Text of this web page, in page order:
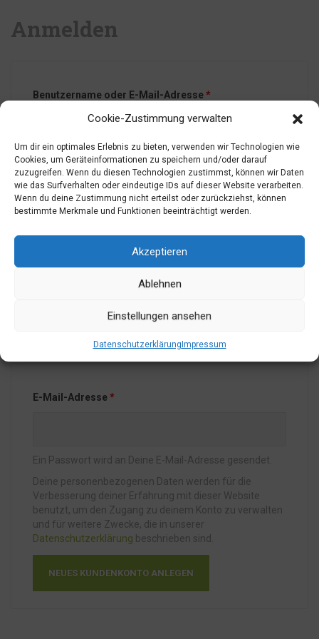
Cookie-Zustimmung verwalten
Um dir ein optimales Erlebnis zu bieten, verwenden wir Technologien wie
Cookies, um Geräteinformationen zu speichern und/oder darauf
zuzugreifen. Wenn du diesen Technologien zustimmst, können wir Daten
wie das Surfverhalten oder eindeutige IDs auf dieser Website verarbeiten.
Wenn du deine Zustimmung nicht erteilst oder zurückziehst, können
bestimmte Merkmale und Funktionen beeinträchtigt werden.
Akzeptieren
Ablehnen
Einstellungen ansehen
Datenschutzerklärung Impressum
Anmelden
Benutzername oder E-Mail-Adresse*
Passwort*
Angemeldet bleiben
Neues Kundenkonto anlegen
E-Mail-Adresse*
Ein Passwort wird an Deine E-Mail-Adresse gesendet.
Deine personenbezogenen Daten werden für die
Verbesserung deiner Erfahrung mit dieser Website
benutzt, um den Zugang zu deinem Konto zu verwalten
und für weitere Zwecke, die in unserer
Datenschutzerklärung beschrieben sind.
NEUES KUNDENKONTO ANLEGEN